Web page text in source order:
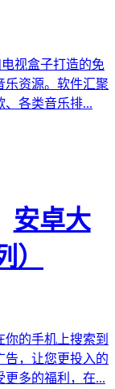
视盒子打造的免
乐资源。软件汇聚
、各类音乐排...
安卓大
的手机上搜索到
告，让您更投入的
多的福利，在...